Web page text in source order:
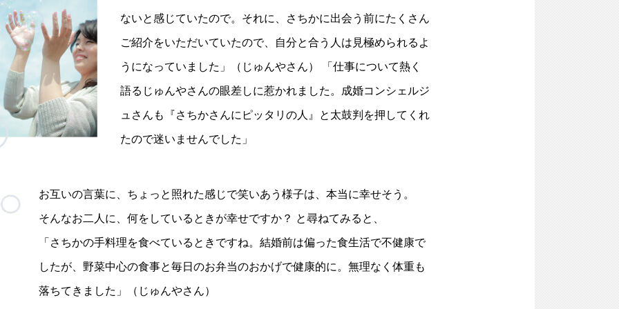
ないと感じていたので。それに、さちかに出会う前にたくさん
ご紹介をいただいていたので、自分と合う人は見極められるよ
うになっていました」（じゅんやさん） 「仕事について熱く
語るじゅんやさんの眼差しに惹かれました。成婚コンシェルジ
ュさんも『さちかさんにピッタリの人』と太鼓判を押してくれ
たので迷いませんでした」
お互いの言葉に、ちょっと照れた感じで笑いあう様子は、本当に幸せそう。
そんなお二人に、何をしているときが幸せですか？ と尋ねてみると、
「さちかの手料理を食べているときですね。結婚前は偏った食生活で不健康で
したが、野菜中心の食事と毎日のお弁当のおかげで健康的に。無理なく体重も
落ちてきました」（じゅんやさん）